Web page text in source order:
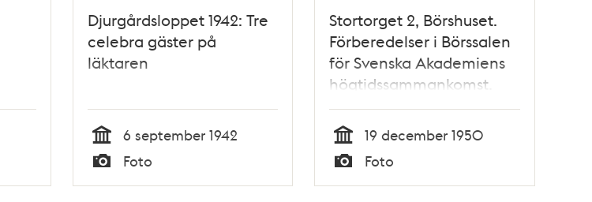
Djurgårdsloppet 1942: Tre
celebra gäster på
läktaren
Tid
6 september 1942
Typ
Foto
Stortorget 2, Börshuset.
Förberedelser i Börssalen
för Svenska Akademiens
högtidssammankomst.
Kungliga
husgerådskammarens
Gustaf Gejpel spikar fast
kronkläde på kungliga
läktarens trästomme
Tid
19 december 1950
Typ
Foto